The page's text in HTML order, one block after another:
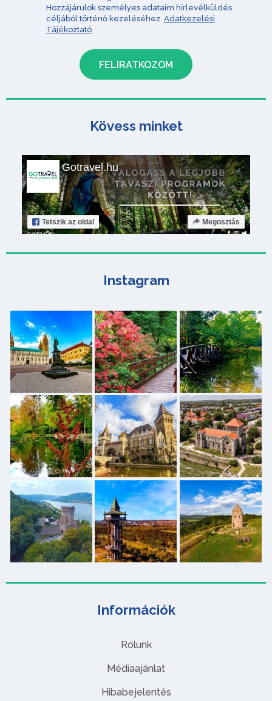
Információk
Rólunk
Médiaajánlat
Hibabejelentés
Hozzájárulok személyes adataim hírlevélküldés
céljából történő kezeléséhez. Adatkezelési
Tájékoztató
Kövess minket
Gotravel.hu
Tetszik az oldal Megosztás
Instagram